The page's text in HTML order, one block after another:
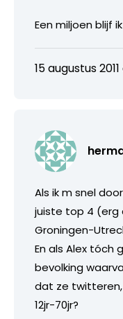
Een miljoen blijf
15 augustus
Als ik m snel
juiste top 4 (erg
Groningen-
En als Alex tóch
bevolking
dat ze twitteren,
12jr-70jr?